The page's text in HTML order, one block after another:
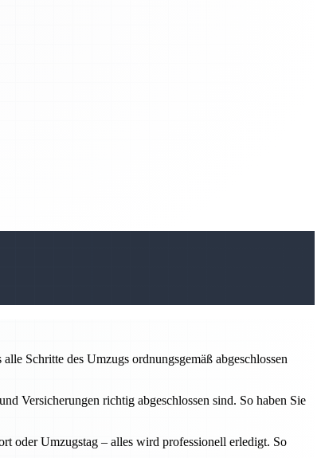
Schritte des Umzugs ordnungsgemäß abgeschlossen
Versicherungen richtig abgeschlossen sind. So haben Sie
oder Umzugstag – alles wird professionell erledigt. So